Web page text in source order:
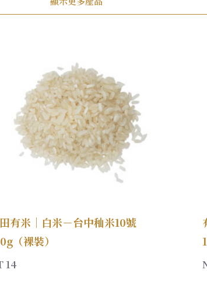
有米｜白米－台中秈米10號
（裸裝）
14